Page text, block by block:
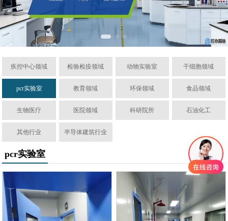
疾控中心领域 检验检疫领域 动物实验室 干细胞领域
pcr实验室 教育领域 环保领域 食品领域
生物医疗 医院领域 科研院所 石油化工
其他行业 半导体建筑行业
pcr实验室